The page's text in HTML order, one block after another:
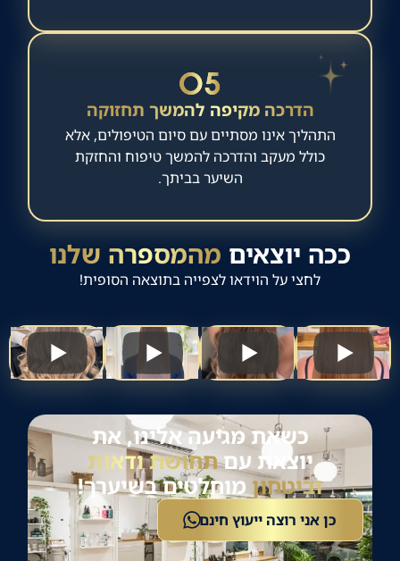
05
הדרכה מקיפה להמשך תחזוקה
התהליך אינו מסתיים עם סיום הטיפולים, אלא
כולל מעקב והדרכה להמשך טיפוח והחזקת
השיער בביתך.
ככה יוצאים מהמספרה שלנו
לחצי על הוידאו לצפייה בתוצאה הסופית!
כשאת מגיעה אלינו, את
יוצאת עםתחושת ודאות
וביטחון מוחלטים בשיערך!
כן אני רוצה ייעוץ חינם